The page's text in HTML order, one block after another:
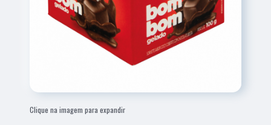
Clique na imagem para expandir